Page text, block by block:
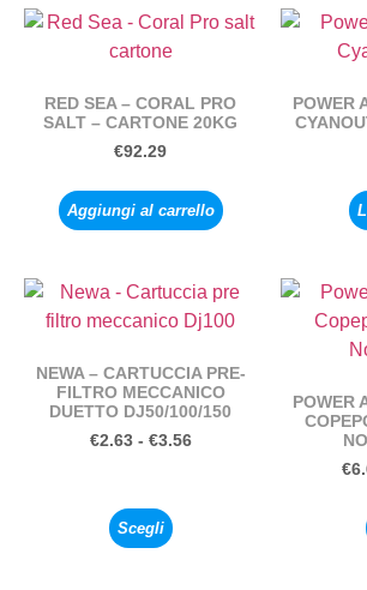
RED SEA – CORAL PRO
SALT – CARTONE 20KG
€92.29
Aggiungi al carrello
POWER
NEWA – CARTUCCIA PRE-
FILTRO MECCANICO
DUETTO DJ50/100/150
€2.63 - €3.56
Scegli
POWER
€